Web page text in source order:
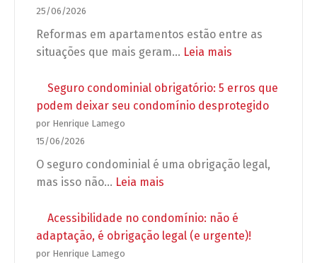
Regras
para
propagandas
e
no
25/06/2026
Reformas em apartamentos estão entre as
situações que mais geram… Leia mais
em
apartamento:
o
síndico
exigir
antes
Seguro condominial obrigatório: 5 erros que
podem deixar seu condomínio desprotegido
por Henrique Lamego
15/06/2026
O seguro condominial é uma obrigação legal,
mas isso não… Leia mais
condominial
obrigatório:
Acessibilidade no condomínio: não é
adaptação, é obrigação legal (e urgente)!
por Henrique Lamego